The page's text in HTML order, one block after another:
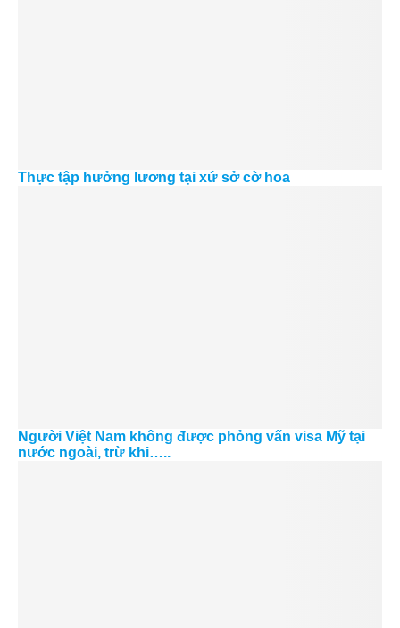
Thực tập hưởng lương tại xứ sở cờ hoa
Người Việt Nam không được phỏng vấn visa Mỹ tại
nước ngoài, trừ khi…..